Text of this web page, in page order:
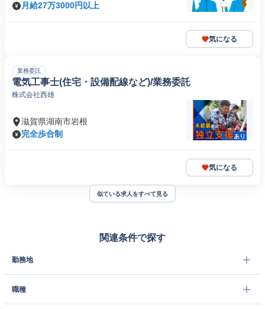
月給27万3000円以上
気になる
業務委託
電気工事士(住宅・設備配線など)/業務委託
株式会社西雄
滋賀県湖南市岩根
完全歩合制
気になる
似ている求人をすべて見る
関連条件で探す
勤務地
職種